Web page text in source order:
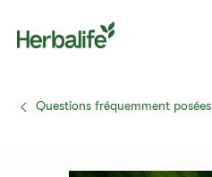
Questions fréquemment posées